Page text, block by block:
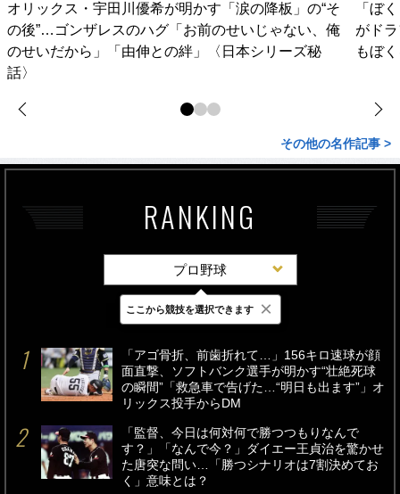
オリックス・宇田川優希が明かす「涙の降板」の“そ
の後”…ゴンザレスのハグ「お前のせいじゃない、俺
のせいだから」「由伸との絆」〈日本シリーズ秘
話〉
「ぼ
がド
もぼ
その他の名作記事 >
RANKING
プロ野球
最新 24時間 週間
「アゴ骨折、前歯折れて…」156キロ速球が顔
面直撃、ソフトバンク選手が明かす“壮絶死球
の瞬間”「救急車で告げた…“明日も出ます”」オ
リックス投手からDM
「監督、今日は何対何で勝つつもりなんで
す？」「なんで今？」ダイエー王貞治を驚かせ
た唐突な問い…「勝つシナリオは7割決めてお
く」意味とは？
ここから競技を選択できます ×